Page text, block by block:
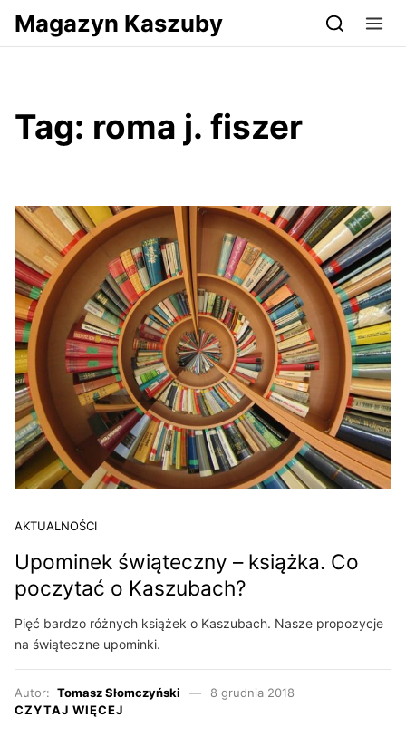
Przejdź do serwisu magazynkaszuby.pl
Magazyn Kaszuby
Tag: roma j. fiszer
AKTUALNOŚCI
Upominek świąteczny – książka. Co
poczytać o Kaszubach?
Pięć bardzo różnych książek o Kaszubach. Nasze propozycje
na świąteczne upominki.
Autor: Tomasz Słomczyński
8 grudnia 2018
CZYTAJ WIĘCEJ